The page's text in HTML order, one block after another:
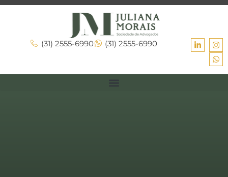
(31) 2555-6990 (31) 2555-6990